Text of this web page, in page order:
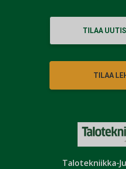
Talotekniikka-
TILAA
TILAA